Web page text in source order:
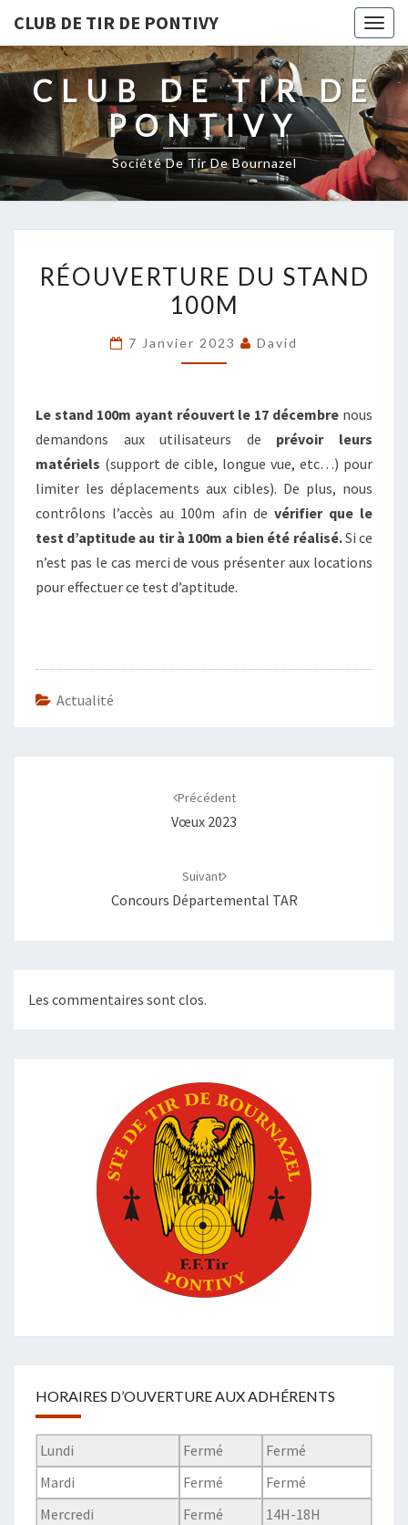
CLUB DE TIR DE PONTIVY
CLUB DE TIR DE
PONTIVY
Société De Tir De Bournazel
DU
STAND
RÉOUVERTURE DU STAND
100M
7 Janvier 2023 David
Le stand 100m ayant réouvert le 17 décembre nous
demandons aux utilisateurs de prévoir leurs
matériels (support de cible, longue vue, etc…) pour
limiter les déplacements aux cibles). De plus, nous
contrôlons l’accès au 100m afin de vérifier que le
test d’aptitude au tir à 100m a bien été réalisé.Si ce
n’est pas le cas merci de vous présenter aux locations
pour effectuer ce test d’aptitude.
Actualité
Précédent
Vœux 2023
Suivant
Concours Départemental TAR
Les commentaires sont clos.
HORAIRES D’OUVERTURE AUX ADHÉRENTS
Lundi Fermé
Fermé
Mardi
Fermé
Fermé
Mercredi
Fermé
14H-18H